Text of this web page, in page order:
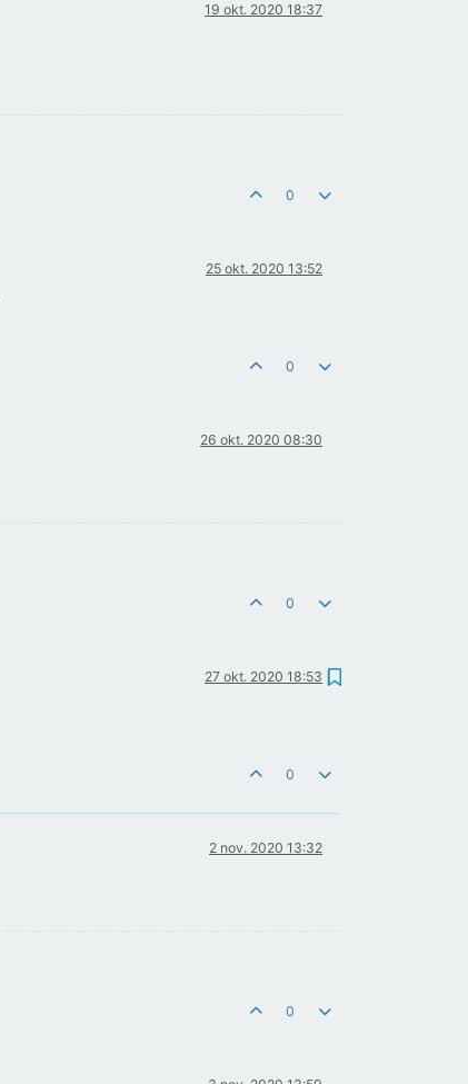
19 okt. 2020 18:37
0
25 okt. 2020 13:52
0
26 okt. 2020 08:30
0
27 okt. 2020 18:53
0
2 nov. 2020 13:32
0